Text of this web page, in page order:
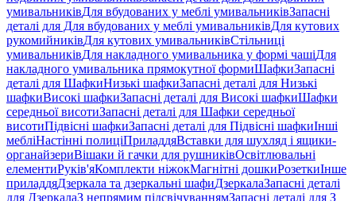
умивальниківДля вбудованих у меблі умивальниківЗапасні
деталі для Для вбудованих у меблі умивальниківДля кутових
рукомийниківДля кутових умивальниківСтільниці
умивальниківДля накладного умивальника у формі чашіДля
накладного умивальника прямокутної формиШафкиЗапасні
деталі для ШафкиНизькі шафкиЗапасні деталі для Низькі
шафкиВисокі шафкиЗапасні деталі для Високі шафкиШафки
середньої висотиЗапасні деталі для Шафки середньої
висотиПідвісні шафкиЗапасні деталі для Підвісні шафкиІнші
мебліНастінні полиціПриладдяВставки для шухляд і ящики-
органайзериВішаки й гачки для рушниківОсвітлювальні
елементиРуків'яКомплекти ніжокМагнітні дошкиРозеткиІнше
приладдяДзеркала та дзеркальні шафиДзеркалаЗапасні деталі
для ДзеркалаЗ непрямим підсвічуваннямЗапасні деталі для З